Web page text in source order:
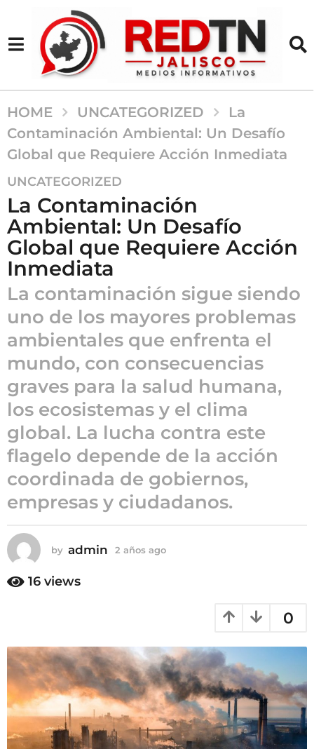
HOME UNCATEGORIZED
La
Contaminación Ambiental: Un Desafío
Global que Requiere Acción Inmediata
2
a
ñ
o
s
a
g
o
2
ñ
o
s
a
g
o
UNCATEGORIZED
La Contaminación
Ambiental: Un Desafío
Global que Requiere Acción
Inmediata
La contaminación sigue siendo
uno de los mayores problemas
ambientales que enfrenta el
mundo, con consecuencias
graves para la salud humana,
los ecosistemas y el clima
global. La lucha contra este
flagelo depende de la acción
coordinada de gobiernos,
empresas y ciudadanos.
by admin 2 años ago
16 views
0